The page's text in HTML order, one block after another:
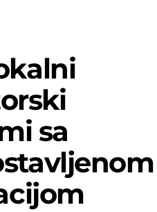
sa